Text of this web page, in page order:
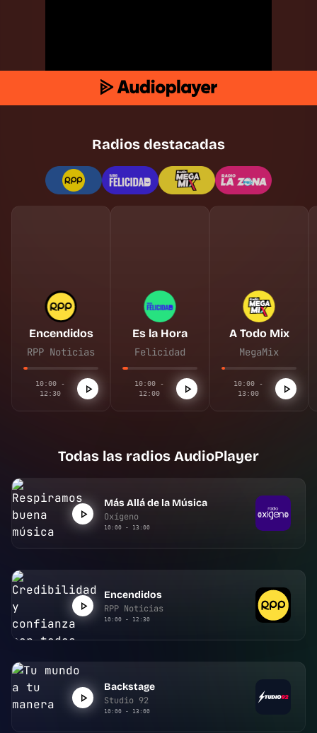
Radios destacadas
Encendidos
RPP Noticias
10:00 -
12:30
Es la Hora
Felicidad
10:00 -
12:00
A Todo Mix
MegaMix
10:00 -
13:00
Todas las radios AudioPlayer
Más Allá de la Música
Oxígeno
10:00 - 13:00
Encendidos
RPP Noticias
10:00 - 12:30
Backstage
Studio 92
10:00 - 13:00